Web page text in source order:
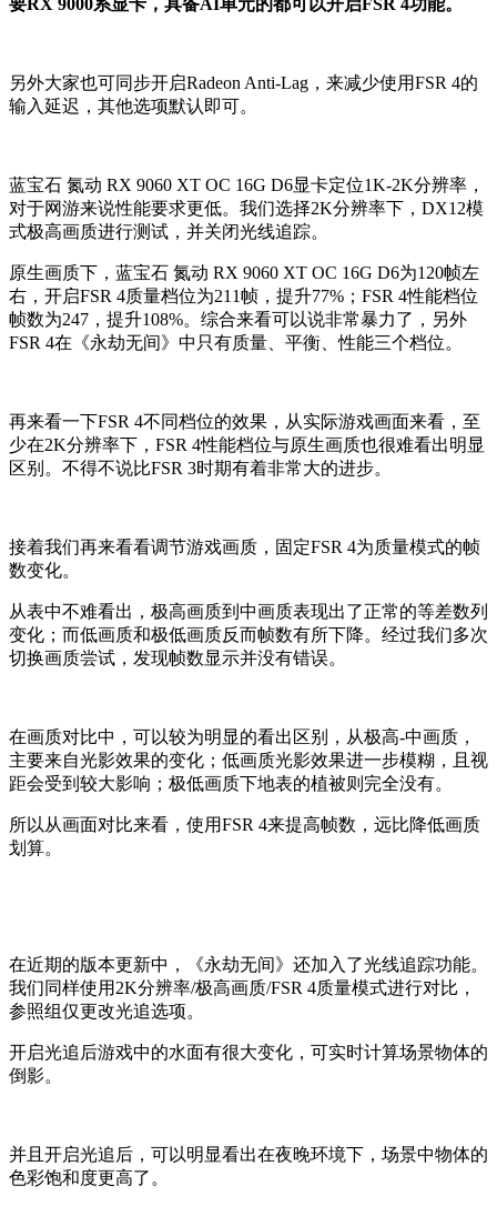
要RX 9000系显卡，具备AI单元的都可以开启FSR 4功能。
另外大家也可同步开启Radeon Anti-Lag，来减少使用FSR 4的
输入延迟，其他选项默认即可。
蓝宝石 氮动 RX 9060 XT OC 16G D6显卡定位1K-2K分辨率，
对于网游来说性能要求更低。我们选择2K分辨率下，DX12模
式极高画质进行测试，并关闭光线追踪。
原生画质下，蓝宝石 氮动 RX 9060 XT OC 16G D6为120帧左
右，开启FSR 4质量档位为211帧，提升77%；FSR 4性能档位
帧数为247，提升108%。综合来看可以说非常暴力了，另外
FSR 4在《永劫无间》中只有质量、平衡、性能三个档位。
再来看一下FSR 4不同档位的效果，从实际游戏画面来看，至
少在2K分辨率下，FSR 4性能档位与原生画质也很难看出明显
区别。不得不说比FSR 3时期有着非常大的进步。
接着我们再来看看调节游戏画质，固定FSR 4为质量模式的帧
数变化。
从表中不难看出，极高画质到中画质表现出了正常的等差数列
变化；而低画质和极低画质反而帧数有所下降。经过我们多次
切换画质尝试，发现帧数显示并没有错误。
在画质对比中，可以较为明显的看出区别，从极高-中画质，
主要来自光影效果的变化；低画质光影效果进一步模糊，且视
距会受到较大影响；极低画质下地表的植被则完全没有。
所以从画面对比来看，使用FSR 4来提高帧数，远比降低画质
划算。
在近期的版本更新中，《永劫无间》还加入了光线追踪功能。
我们同样使用2K分辨率/极高画质/FSR 4质量模式进行对比，
参照组仅更改光追选项。
开启光追后游戏中的水面有很大变化，可实时计算场景物体的
倒影。
并且开启光追后，可以明显看出在夜晚环境下，场景中物体的
色彩饱和度更高了。